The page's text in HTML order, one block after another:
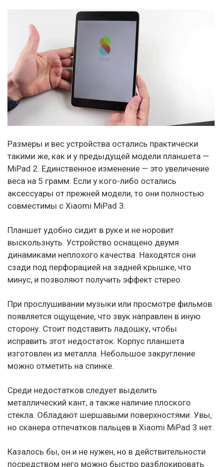
Размеры и вес устройства остались практически
такими же, как и у предыдущей модели планшета —
MiPad 2. Единственное изменение — это увеличение
веса на 5 грамм. Если у кого-либо остались
аксессуары от прежней модели, то они полностью
совместимы с Xiaomi MiPad 3.
Планшет удобно сидит в руке и не норовит
выскользнуть. Устройство оснащено двумя
динамиками неплохого качества. Находятся они
сзади под перфорацией на задней крышке, что
минус, и позволяют получить эффект стерео.
При прослушивании музыки или просмотре фильмов
появляется ощущение, что звук направлен в иную
сторону. Стоит подставить ладошку, чтобы
исправить этот недостаток. Корпус планшета
изготовлен из металла. Небольшое закругление
можно отметить на спинке.
Среди недостатков следует выделить
металлический кант, а также наличие плоского
стекла. Обладают шершавыми поверхностями. Увы,
но сканера отпечатков пальцев в Xiaomi MiPad 3 нет.
Казалось бы, он и не нужен, но в действительности
посредством него можно быстро разблокировать